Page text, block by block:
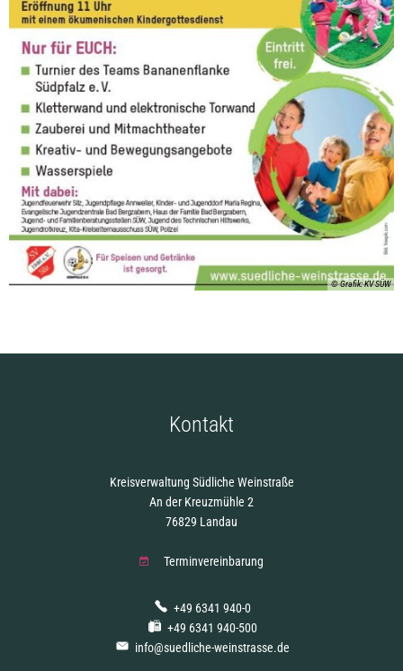
© Grafik: KV SÜW
Kontakt
Kreisverwaltung Südliche Weinstraße
An der Kreuzmühle 2
76829 Landau
Terminvereinbarung
+49 6341 940-0
+49 6341 940-500
info@suedliche-weinstrasse.de